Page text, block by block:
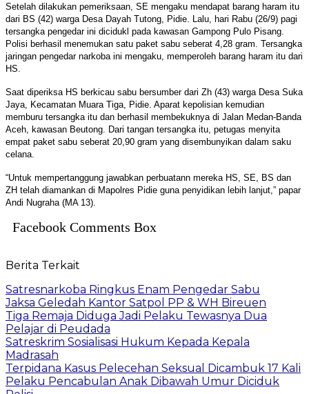
Setelah dilakukan pemeriksaan, SE mengaku mendapat barang haram itu
dari BS (42) warga Desa Dayah Tutong, Pidie. Lalu, hari Rabu (26/9) pagi
tersangka pengedar ini dicidukl pada kawasan Gampong Pulo Pisang.
Polisi berhasil menemukan satu paket sabu seberat 4,28 gram. Tersangka
jaringan pengedar narkoba ini mengaku, memperoleh barang haram itu dari
HS.
Saat diperiksa HS berkicau sabu bersumber dari Zh (43) warga Desa Suka
Jaya, Kecamatan Muara Tiga, Pidie. Aparat kepolisian kemudian
memburu tersangka itu dan berhasil membekuknya di Jalan Medan-Banda
Aceh, kawasan Beutong. Dari tangan tersangka itu, petugas menyita
empat paket sabu seberat 20,90 gram yang disembunyikan dalam saku
celana.
“Untuk mempertanggung jawabkan perbuatann mereka HS, SE, BS dan
ZH telah diamankan di Mapolres Pidie guna penyidikan lebih lanjut,” papar
Andi Nugraha (MA 13).
Facebook Comments Box
Berita Terkait
Satresnarkoba Ringkus Enam Pengedar Sabu
Jaksa Geledah Kantor Satpol PP & WH Bireuen
Tiga Remaja Diduga Jadi Pelaku Tewasnya Dua
Pelajar di Peudada
Satreskrim Sosialisasi Hukum Kepada Kepala
Madrasah
Terpidana Kasus Pelecehan Seksual Dicambuk 17 Kali
Pelaku Pencabulan Anak Dibawah Umur Diciduk